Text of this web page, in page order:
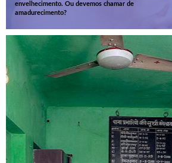
envelhecimento. Ou devemos chamar de
amadurecimento?